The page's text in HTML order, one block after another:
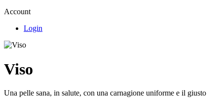
Account
Login
Viso
Una pelle sana, in salute, con una carnagione uniforme e il giusto